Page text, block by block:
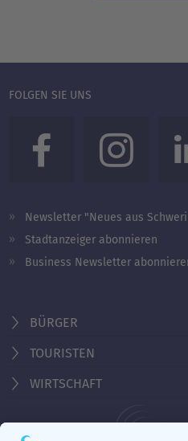
FOLGEN SIE UNS
Newsletter "Neues aus
Stadtanzeiger abonnieren
Business Newsletter
BÜRGER
TOURISTEN
WIRTSCHAFT
Behördennummer 115